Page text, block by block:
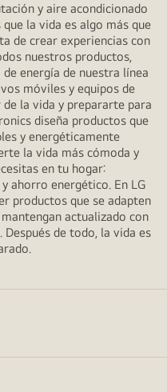
y aire acondicionado
la vida es algo más que
de crear experiencias con
nuestros productos,
energía de nuestra línea
móviles y equipos de
la vida y prepararte para
diseña productos que
y energéticamente
la vida más cómoda y
en tu hogar:
ahorro energético. En LG
productos que se adapten
actualizado con
de todo, la vida es